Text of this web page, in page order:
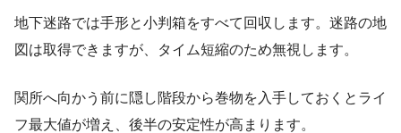
地下迷路では手形と小判箱をすべて回収します。迷路の地
図は取得できますが、タイム短縮のため無視します。
関所へ向かう前に隠し階段から巻物を入手しておくとライ
フ最大値が増え、後半の安定性が高まります。